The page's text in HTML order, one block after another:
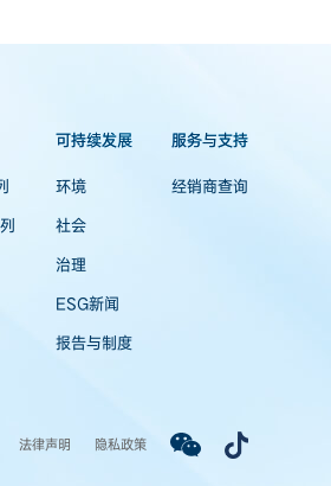
可持续发展
环境
社会
治理
ESG新闻
报告与制度
服务与支持
经销商查询
法律声明 隐私政策